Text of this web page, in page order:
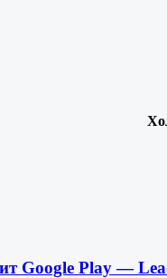
Google Play —